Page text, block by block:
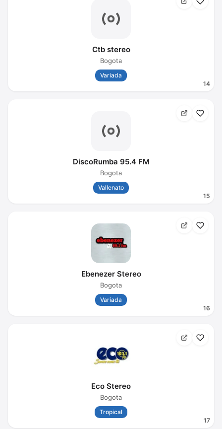
14
Ctb stereo
Bogota
Variada
15
DiscoRumba 95.4 FM
Bogota
Vallenato
16
Ebenezer Stereo
Bogota
Variada
17
Eco Stereo
Bogota
Tropical